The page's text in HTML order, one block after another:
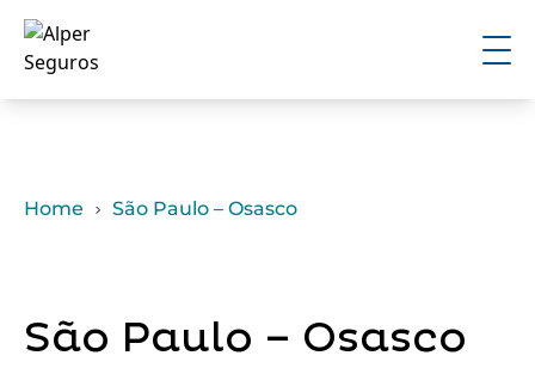
Home São Paulo – Osasco
São Paulo – Osasco